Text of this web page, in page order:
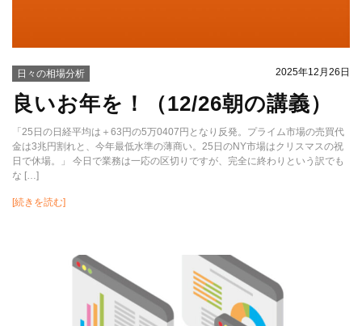
日々の相場分析 2025年12月26日
良いお年を！（12/26朝の講義）
「25日の日経平均は＋63円の5万0407円となり反発。プライム市場の売買代
金は3兆円割れと、今年最低水準の薄商い。25日のNY市場はクリスマスの祝
日で休場。」 今日で業務は一応の区切りですが、完全に終わりという訳でも
な […]
[続きを読む]